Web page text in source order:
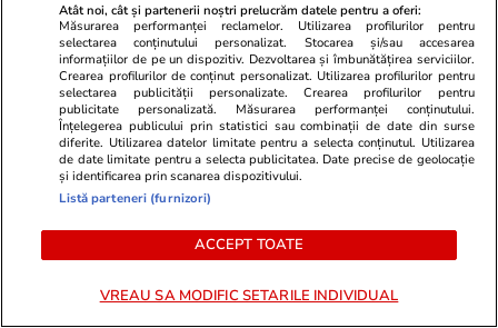
POLITIC
Analiză
Politică 11:00
Cum au ciopârțit aleșii noua
lege ANI. Ce a mai rămas din
transparența averilor
politicienilor
Atât noi, cât și partenerii noștri prelucrăm datele pentru a oferi:
Măsurarea performanței reclamelor. Utilizarea profilurilor pentru
selectarea conținutului personalizat. Stocarea și/sau accesarea
informațiilor de pe un dispozitiv. Dezvoltarea și îmbunătățirea serviciilor.
Crearea profilurilor de conținut personalizat. Utilizarea profilurilor pentru
selectarea publicității personalizate. Crearea profilurilor pentru
publicitate personalizată. Măsurarea performanței conținutului.
Înțelegerea publicului prin statistici sau combinații de date din surse
diferite. Utilizarea datelor limitate pentru a selecta conținutul. Utilizarea
de date limitate pentru a selecta publicitatea. Date precise de geolocație
și identificarea prin scanarea dispozitivului.
Listă parteneri (furnizori)
ACCEPT TOATE
VREAU SA MODIFIC SETARILE INDIVIDUAL